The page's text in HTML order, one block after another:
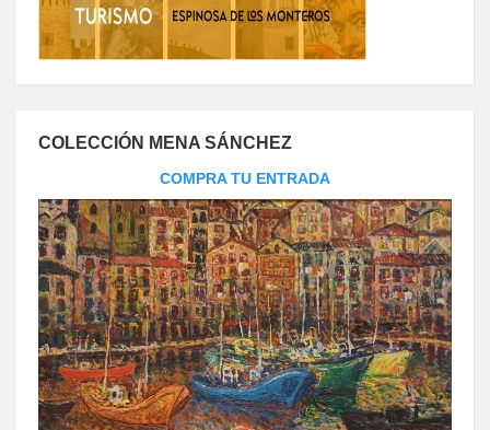
COLECCIÓN MENA SÁNCHEZ
COMPRA TU ENTRADA